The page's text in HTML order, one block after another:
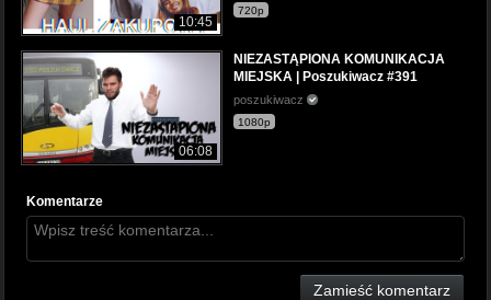
10:45
720p
06:08
NIEZASTĄPIONA KOMUNIKACJA
MIEJSKA | Poszukiwacz #391
poszukiwacz
1080p
Komentarze
Zamieść komentarz